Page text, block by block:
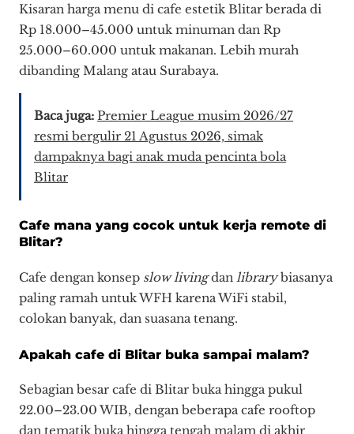
Kisaran harga menu di cafe estetik Blitar berada di
Rp 18.000–45.000 untuk minuman dan Rp
25.000–60.000 untuk makanan. Lebih murah
dibanding Malang atau Surabaya.
Baca juga: Premier League musim 2026/27
resmi bergulir 21 Agustus 2026, simak
dampaknya bagi anak muda pencinta bola
Blitar
Cafe mana yang cocok untuk kerja remote di
Blitar?
Cafe dengan konsep slow livingdan librarybiasanya
paling ramah untuk WFH karena WiFi stabil,
colokan banyak, dan suasana tenang.
Apakah cafe di Blitar buka sampai malam?
Sebagian besar cafe di Blitar buka hingga pukul
22.00–23.00 WIB, dengan beberapa cafe rooftop
dan tematik buka hingga tengah malam di akhir